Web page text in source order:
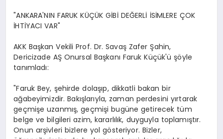
"ANKARA'NIN FARUK KÜÇÜK GİBİ DEĞERLİ İSİMLERE ÇOK
İHTİYACI VAR"
AKK Başkan Vekili Prof. Dr. Savaş Zafer Şahin,
Dericizade AŞ Onursal Başkanı Faruk Küçük'ü şöyle
tanımladı:
"Faruk Bey, şehirde dolaşıp, dikkatli bakan bir
ağabeyimizdir. Bakışlarıyla, zaman perdesini yırtarak
geçmişe uzanmış, geçmişi bugüne getirecek tüm
belge ve bilgileri azim, kararlılık, duyguyla toplamıştır.
Onun arşivleri bizlere yol gösteriyor. Bizler,